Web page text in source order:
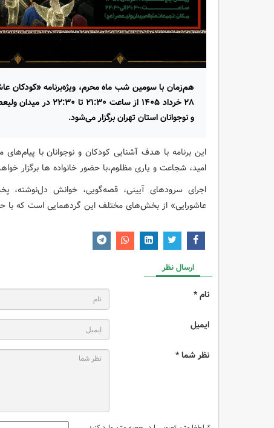
هم‌زمان با سومین شب ماه محرم، ویژه‌برنامه «کودکان
۲۸ خرداد ۱۴۰۵ از
و نوجوانان استان تهران برگزار می‌شود.
این برنامه با هدف آشنایی کودکان و نوجوانان با
امید، شجاعت و یاری مظلوم،با حضور خانواده ها برگزار
اجرای سرودهای آیینی، قصه‌گویی، خوانش دل‌نوشته،
عاشورایی» از بخش‌های مختلف این گردهمایی است که با
ارسال نظر
نام *
ایمیل
نظر شما *